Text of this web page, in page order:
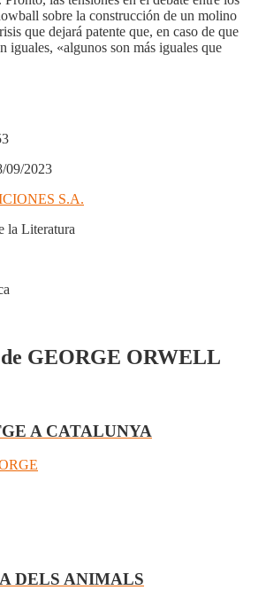
sobre la construcción de un molino
que dejará patente que, en caso de que
iguales, «algunos son más iguales que
09/2023
S.A.
la Literatura
GEORGE ORWELL
A CATALUNYA
DELS ANIMALS